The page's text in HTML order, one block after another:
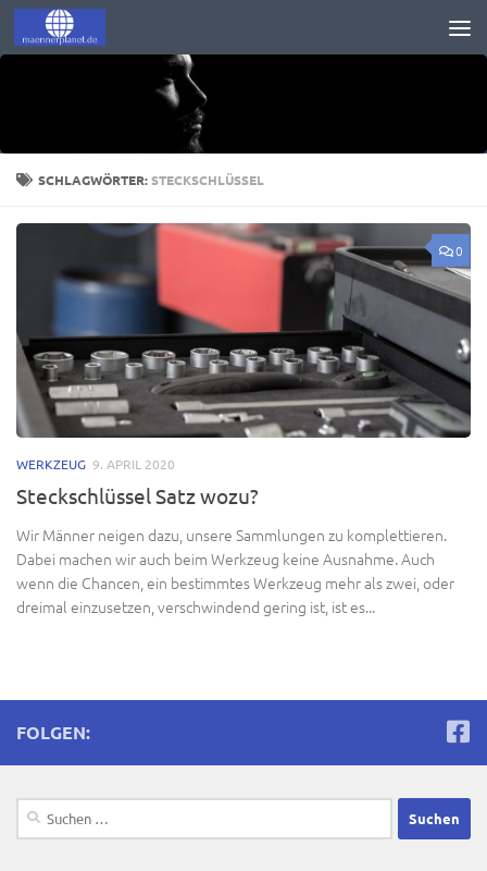
Zum Inhalt springen
SCHLAGWÖRTER:STECKSCHLÜSSEL
0
WERKZEUG 9. APRIL 2020
Steckschlüssel Satz wozu?
Wir Männer neigen dazu, unsere Sammlungen zu komplettieren.
Dabei machen wir auch beim Werkzeug keine Ausnahme. Auch
wenn die Chancen, ein bestimmtes Werkzeug mehr als zwei, oder
dreimal einzusetzen, verschwindend gering ist, ist es...
FOLGEN:
Suchen
nach: